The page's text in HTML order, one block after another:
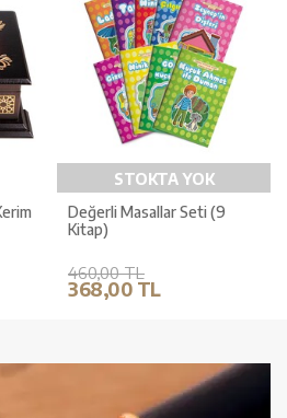
STOKTA YOK
Değerli Masallar Seti (9
Kitap)
460,00 TL
368,00 TL